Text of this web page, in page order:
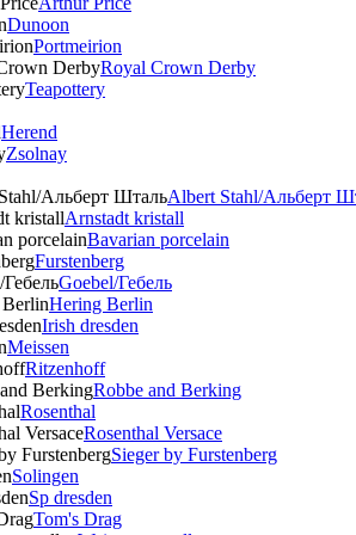
Dunoon
Portmeirion
Royal Crown Derby
Teapottery
Herend
Zsolnay
Albert Stahl/Альбеpт
Arnstadt kristall
Bavarian porcelain
Furstenberg
Goebel/Гебель
Hering Berlin
Irish dresden
Meissen
Ritzenhoff
Robbe and Berking
Rosenthal
Rosenthal Versace
Sieger by Furstenberg
Solingen
Sp dresden
Tom's Drag